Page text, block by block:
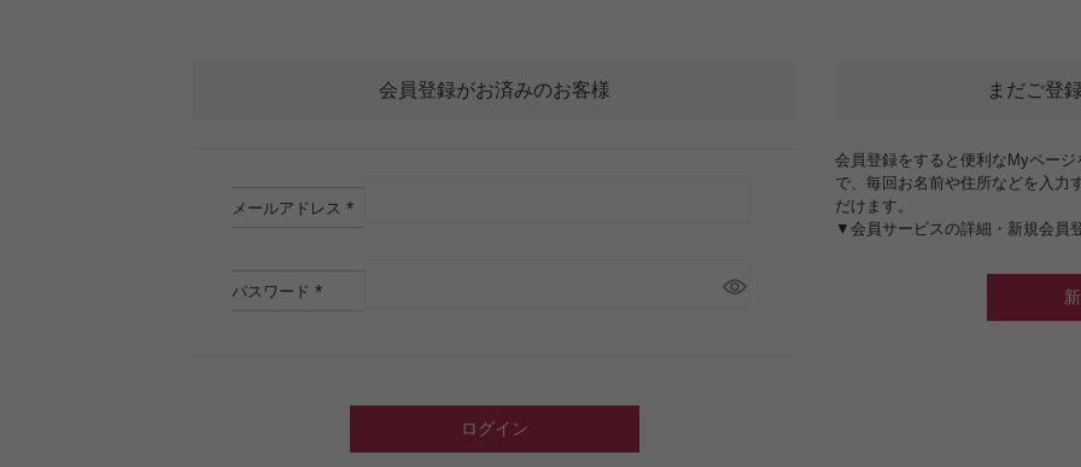
会員登録がお済みのお客様
メールアドレス
パスワード
ログイン
まだご登
会員登録をすると便利なMyペー
で、毎回お名前や住所などを入力
だけます。
▼会員サービスの詳細・新規会員